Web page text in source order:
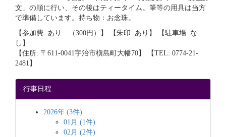
文」の順に行い、その後はティータイム。筆等の用具は当方
で準備しています。持ち物：お念珠。
【参加費: あり （300円）】 【朱印: あり】 【駐車場: な
し】
【住所: 〒611-0041宇治市槇島町大幡70】 【TEL: 0774-21-
2481】
行事日程
2026年 (3件)
01月 (1件)
02月 (2件)